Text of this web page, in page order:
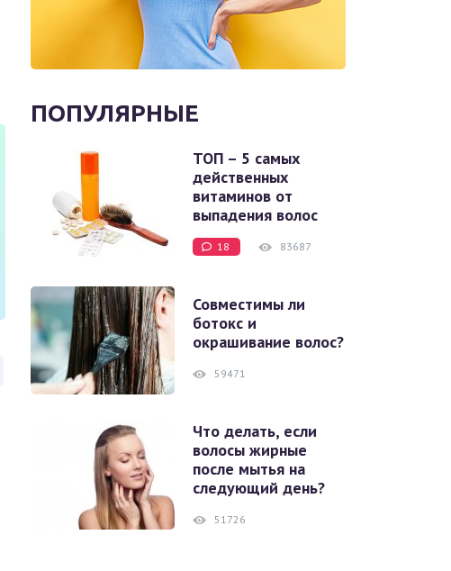
ПОПУЛЯРНЫЕ
ТОП – 5 самых
действенных
витаминов от
выпадения волос
18 83687
Совместимы ли
ботокс и
окрашивание волос?
59471
Что делать, если
волосы жирные
после мытья на
следующий день?
51726